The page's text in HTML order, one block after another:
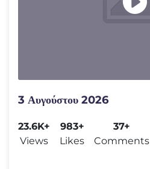
3 Αυγούστου 2026
23.6K+
Views
983+
Likes
37+
Comments